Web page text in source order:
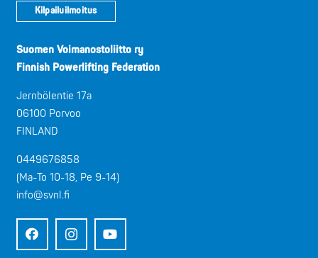
Kilpailuilmoitus
Suomen Voimanostoliitto ry
Finnish Powerlifting Federation
Jernbölentie 17a
06100 Porvoo
FINLAND
0449676858
(Ma-To 10-18, Pe 9-14)
info@svnl.fi